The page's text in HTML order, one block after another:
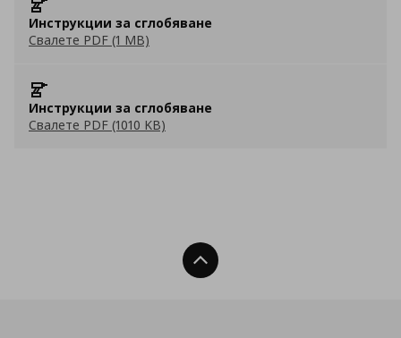
Инструкции за сглобяване
Свалете PDF (1 MB)
Инструкции за сглобяване
Свалете PDF (1010 KB)
Нагоре